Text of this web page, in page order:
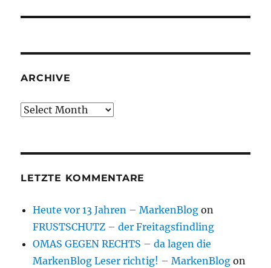
ARCHIVE
Archive
LETZTE KOMMENTARE
Heute vor 13 Jahren – MarkenBlog on
FRUSTSCHUTZ – der Freitagsfindling
OMAS GEGEN RECHTS – da lagen die
MarkenBlog Leser richtig! – MarkenBlog on